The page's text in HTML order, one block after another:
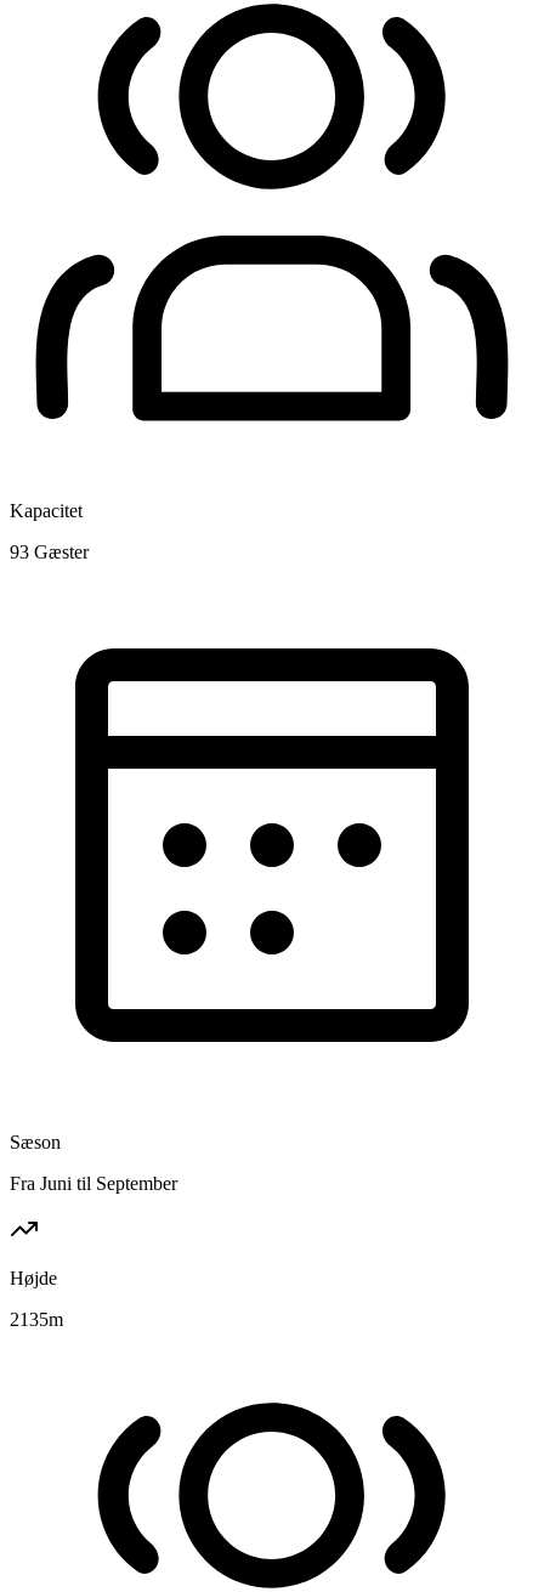
Kapacitet
93 Gæster
Sæson
Fra Juni til September
Højde
2135m